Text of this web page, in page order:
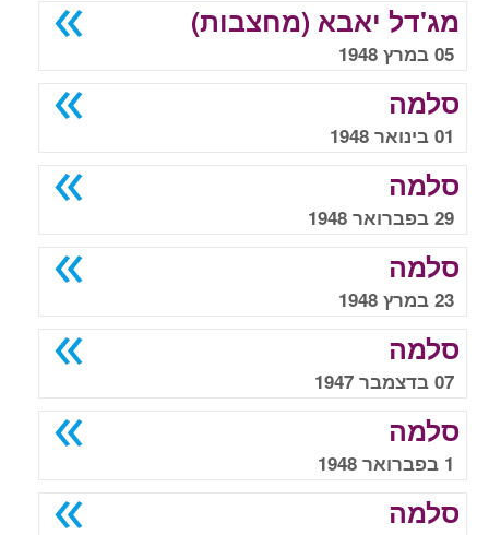
מג'דל יאבא (מחצבות)
05 במרץ 1948
סלמה
01 בינואר 1948
סלמה
29 בפברואר 1948
סלמה
23 במרץ 1948
סלמה
07 בדצמבר 1947
סלמה
1 בפברואר 1948
סלמה